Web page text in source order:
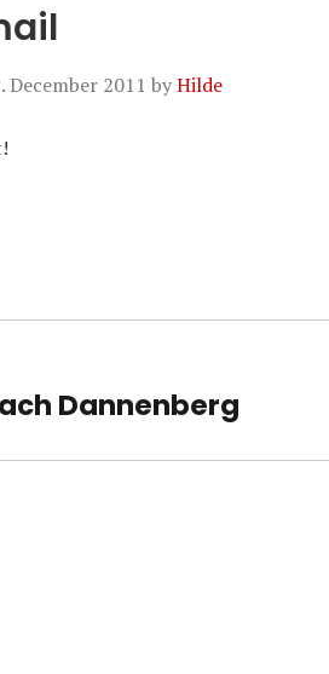
December 2011 byHilde
Dannenberg